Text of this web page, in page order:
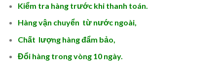
là:
2.250.000 ₫.
tại
là:
Kiểm tra hàng trước khi thanh toán.
Hàng vận chuyển từ nước ngoài,
Chất lượng hàng đẩm bảo,
Đổi hàng trong vòng 10 ngày.